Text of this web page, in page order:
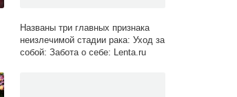
Названы три главных признака
неизлечимой стадии рака: Уход за
собой: Забота о себе: Lenta.ru